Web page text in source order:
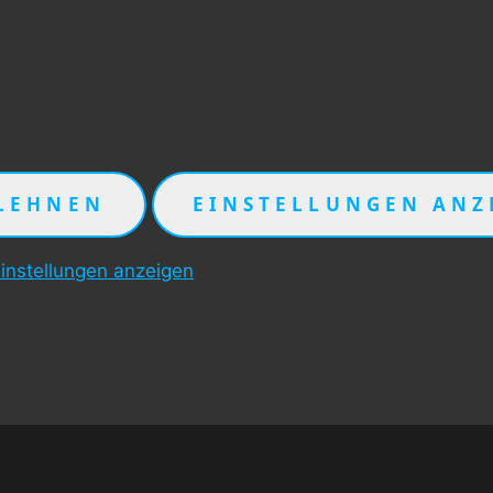
EINSTELLUNGEN
anzeigen